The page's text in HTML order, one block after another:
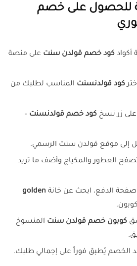
على خصم
أكواد كود خصم قولدن سنت على منصة
كود قولدنسنت المناسب لطلبك من
زر نسخ كود خصم قولدنسنت –
إلى موقع قولدن سنت الرسمي.
العطور والمكياج وأضف ما تريد
الدفع، ابحث عن خانة golden
كوبون خصم قولدن سنت المنسوخ
الخصم يُطبق فوراً على إجمالي طلبك.